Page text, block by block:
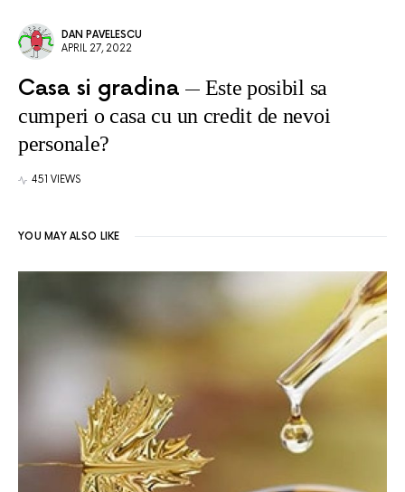
DAN PAVELESCU
APRIL 27, 2022
Casa si gradina
Este posibil sa
cumperi o casa cu un credit de nevoi
personale?
451 VIEWS
YOU MAY ALSO LIKE